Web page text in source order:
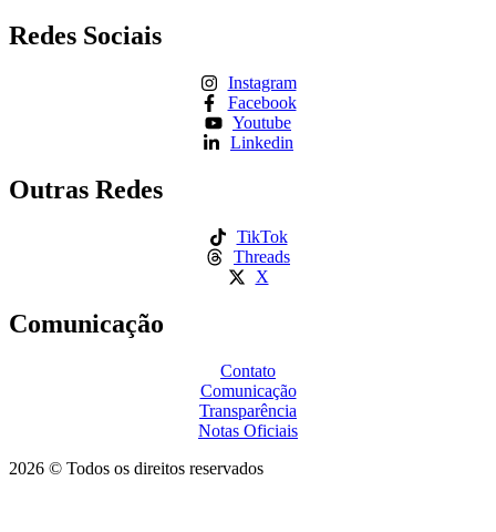
Redes Sociais
Instagram
Facebook
Youtube
Linkedin
Outras Redes
TikTok
Threads
X
Comunicação
Contato
Comunicação
Transparência
Notas Oficiais
2026 © Todos os direitos reservados